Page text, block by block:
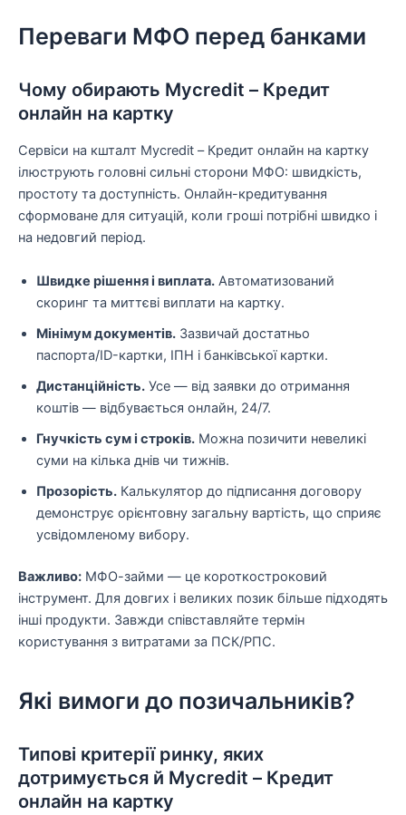
Переваги МФО перед банками
Чому обирають Mycredit – Кредит
онлайн на картку
Сервіси на кшталт Mycredit – Кредит онлайн на картку
ілюструють головні сильні сторони МФО: швидкість,
простоту та доступність. Онлайн-кредитування
сформоване для ситуацій, коли гроші потрібні швидко і
на недовгий період.
Швидке рішення і виплата. Автоматизований
скоринг та миттєві виплати на картку.
Мінімум документів. Зазвичай достатньо
паспорта/ID-картки, ІПН і банківської картки.
Дистанційність. Усе — від заявки до отримання
коштів — відбувається онлайн, 24/7.
Гнучкість сум і строків. Можна позичити невеликі
суми на кілька днів чи тижнів.
Прозорість. Калькулятор до підписання договору
демонструє орієнтовну загальну вартість, що сприяє
усвідомленому вибору.
Важливо: МФО-займи — це короткостроковий
інструмент. Для довгих і великих позик більше підходять
інші продукти. Завжди співставляйте термін
користування з витратами за ПСК/РПС.
Які вимоги до позичальників?
Типові критерії ринку, яких
дотримується й Mycredit – Кредит
онлайн на картку